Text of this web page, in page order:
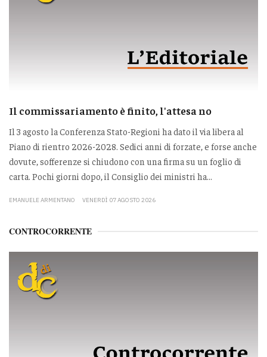
Il commissariamento è finito, l'attesa no
Il 3 agosto la Conferenza Stato-Regioni ha dato il via libera al
Piano di rientro 2026-2028. Sedici anni di forzate, e forse anche
dovute, sofferenze si chiudono con una firma su un foglio di
carta. Pochi giorni dopo, il Consiglio dei ministri ha...
EMANUELE ARMENTANO VENERDÌ 07 AGOSTO 2026
CONTROCORRENTE